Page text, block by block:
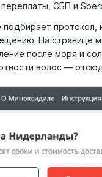
СБП и
На странице
после моря и
волос —